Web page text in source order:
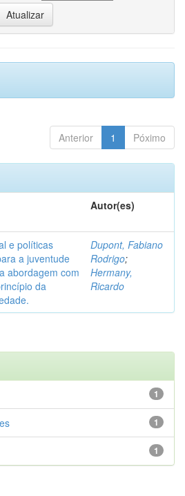
Anterior 1 Póximo
Autor(es)
e políticas
a juventude
abordagem com
da
Dupont, Fabiano
Rodrigo;
Hermany,
Ricardo
1
1
1